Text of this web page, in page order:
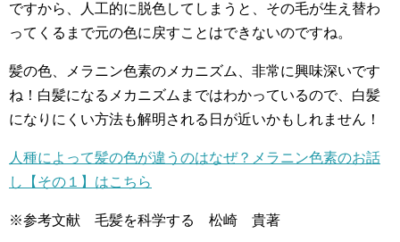
ですから、人工的に脱色してしまうと、その毛が生え替わ
ってくるまで元の色に戻すことはできないのですね。
髪の色、メラニン色素のメカニズム、非常に興味深いです
ね！白髪になるメカニズムまではわかっているので、白髪
になりにくい方法も解明される日が近いかもしれません！
人種によって髪の色が違うのはなぜ？メラニン色素のお話
し【その１】はこちら
※参考文献 毛髪を科学する 松崎 貴著